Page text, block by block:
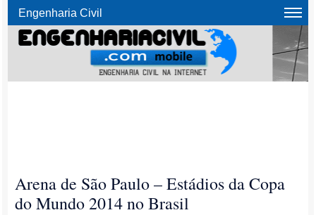
Engenharia Civil
Arena de São Paulo – Estádios da Copa
do Mundo 2014 no Brasil